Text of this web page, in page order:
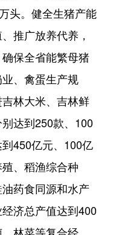
头。健全生猪产能
推广放养代养，
保全省能繁母猪
、禽蛋生产规
林大米、吉林鲜
达到250款、100
450亿元、100亿
、稻渔综合种
药食同源和水产
济总产值达到400
林菜等复合经